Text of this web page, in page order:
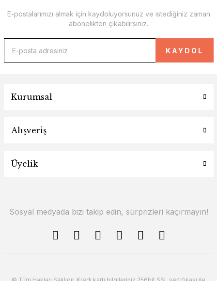
E-postalarımızı almak için kaydoluyorsunuz ve istediğiniz zaman
abonelikten çıkabilirsiniz.
KAYDOL
Kurumsal
Alışveriş
Üyelik
Sosyal medyada bizi takip edin, sürprizleri kaçırmayın!